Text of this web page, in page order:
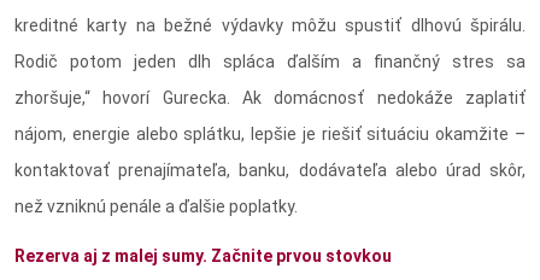
kreditné karty na bežné výdavky môžu spustiť dlhovú špirálu.
Rodič potom jeden dlh spláca ďalším a finančný stres sa
zhoršuje,“ hovorí Gurecka. Ak domácnosť nedokáže zaplatiť
nájom, energie alebo splátku, lepšie je riešiť situáciu okamžite –
kontaktovať prenajímateľa, banku, dodávateľa alebo úrad skôr,
než vzniknú penále a ďalšie poplatky.
Rezerva aj z malej sumy. Začnite prvou stovkou